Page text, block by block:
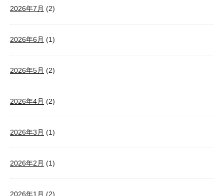
2026年7月 (2)
2026年6月 (1)
2026年5月 (2)
2026年4月 (2)
2026年3月 (1)
2026年2月 (1)
2026年1月 (2)